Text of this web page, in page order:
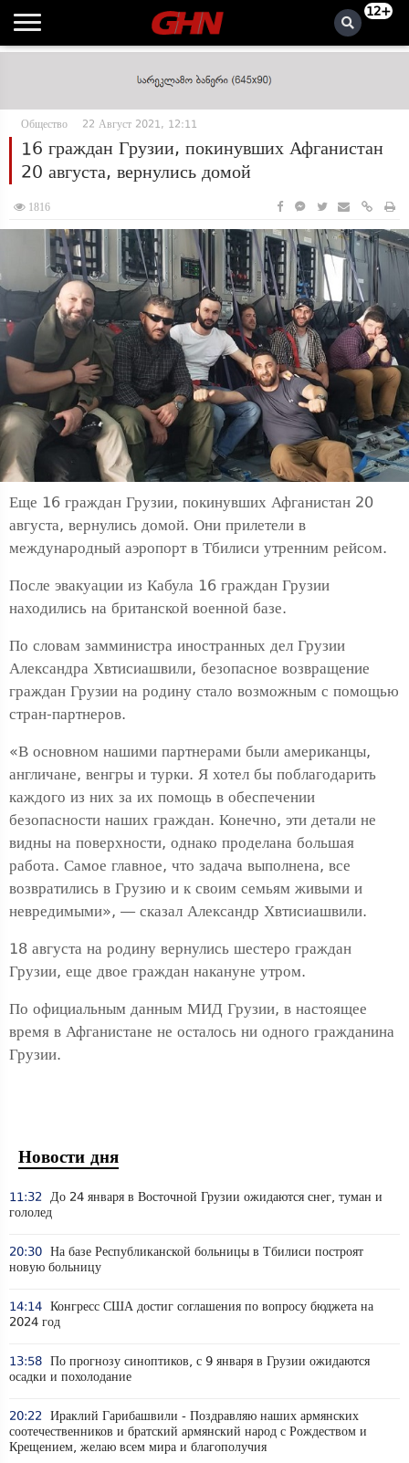
12+
Общество 22 Август 2021, 12:11
16 граждан Грузии, покинувших Афганистан
20 августа, вернулись домой
1816
Еще 16 граждан Грузии, покинувших Афганистан 20
августа, вернулись домой. Они прилетели в
международный аэропорт в Тбилиси утренним рейсом.
После эвакуации из Кабула 16 граждан Грузии
находились на британской военной базе.
По словам замминистра иностранных дел Грузии
Александра Хвтисиашвили, безопасное возвращение
граждан Грузии на родину стало возможным с помощью
стран-партнеров.
«В основном нашими партнерами были американцы,
англичане, венгры и турки. Я хотел бы поблагодарить
каждого из них за их помощь в обеспечении
безопасности наших граждан. Конечно, эти детали не
видны на поверхности, однако проделана большая
работа. Самое главное, что задача выполнена, все
возвратились в Грузию и к своим семьям живыми и
невредимыми», — сказал Александр Хвтисиашвили.
18 августа на родину вернулись шестеро граждан
Грузии, еще двое граждан накануне утром.
По официальным данным МИД Грузии, в настоящее
время в Афганистане не осталось ни одного гражданина
Грузии.
Новости дня
11:32 До 24 января в Восточной Грузии ожидаются снег, туман и
гололед
20:30 На базе Республиканской больницы в Тбилиси построят
новую больницу
14:14 Конгресс США достиг соглашения по вопросу бюджета на
2024 год
13:58 По прогнозу синоптиков, с 9 января в Грузии ожидаются
осадки и похолодание
20:22 Ираклий Гарибашвили - Поздравляю наших армянских
соотечественников и братский армянский народ с Рождеством и
Крещением, желаю всем мира и благополучия